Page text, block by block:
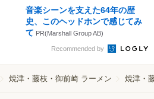
音楽シーンを支えた64年の歴
史、このヘッドホンで感じてみ
て PR(Marshall Group AB)
Recommended by
焼津・藤枝・御前崎 ラーメン 焼津・